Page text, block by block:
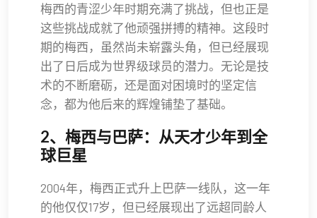
梅西的青涩少年时期充满了挑战，但也正是
这些挑战成就了他顽强拼搏的精神。这段时
期的梅西，虽然尚未崭露头角，但已经展现
出了日后成为世界级球员的潜力。无论是技
术的不断磨砺，还是面对困境时的坚定信
念，都为他后来的辉煌铺垫了基础。
2、梅西与巴萨：从天才少年到全
球巨星
2004年，梅西正式升上巴萨一线队，这一年
的他仅仅17岁，但已经展现出了远超同龄人